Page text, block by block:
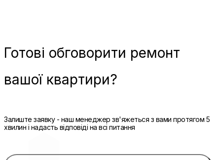
Готові обговорити ремонт
вашої квартири?
Залиште заявку - наш менеджер зв'яжеться з вами протягом 5
хвилин і надасть відповіді на всі питання